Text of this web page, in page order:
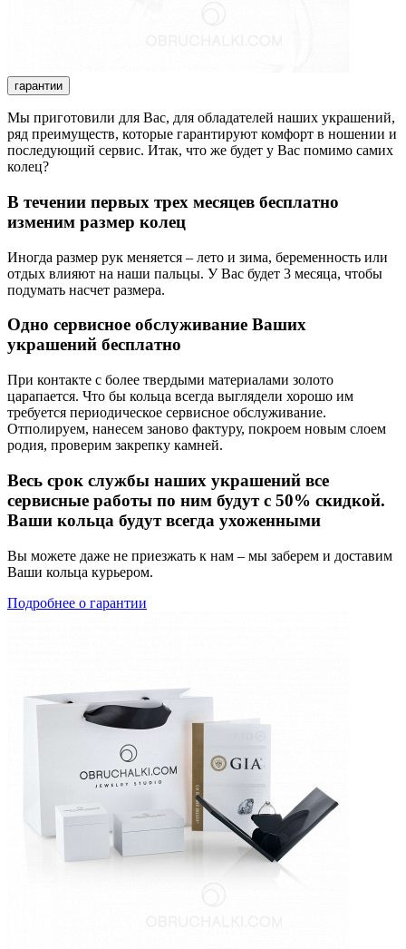
гарантии
Мы приготовили для Вас, для обладателей наших украшений,
ряд преимуществ, которые гарантируют комфорт в ношении и
последующий сервис. Итак, что же будет у Вас помимо самих
колец?
В течении первых трех месяцев бесплатно
изменим размер колец
Иногда размер рук меняется – лето и зима, беременность или
отдых влияют на наши пальцы. У Вас будет 3 месяца, чтобы
подумать насчет размера.
Одно сервисное обслуживание Ваших
украшений бесплатно
При контакте с более твердыми материалами золото
царапается. Что бы кольца всегда выглядели хорошо им
требуется периодическое сервисное обслуживание.
Отполируем, нанесем заново фактуру, покроем новым слоем
родия, проверим закрепку камней.
Весь срок службы наших украшений все
сервисные работы по ним будут с 50% скидкой.
Ваши кольца будут всегда ухоженными
Вы можете даже не приезжать к нам – мы заберем и доставим
Ваши кольца курьером.
Подробнее о гарантии